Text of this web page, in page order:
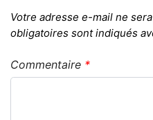
Votre adresse e-mail ne
obligatoires sont indiqués
Commentaire *